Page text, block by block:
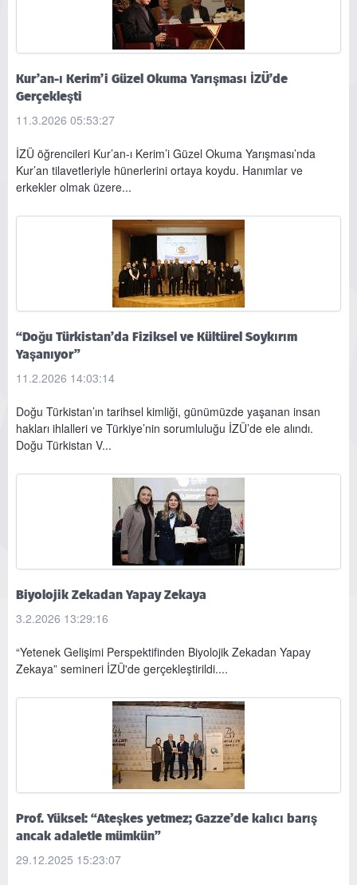
Kur’an-ı Kerim’i Güzel Okuma Yarışması İZÜ’de
Gerçekleşti
11.3.2026 05:53:27
İZÜ öğrencileri Kur’an-ı Kerim’i Güzel Okuma Yarışması’nda
Kur’an tilavetleriyle hünerlerini ortaya koydu. Hanımlar ve
erkekler olmak üzere...
“Doğu Türkistan’da Fiziksel ve Kültürel Soykırım
Yaşanıyor”
11.2.2026 14:03:14
Doğu Türkistan’ın tarihsel kimliği, günümüzde yaşanan insan
hakları ihlalleri ve Türkiye’nin sorumluluğu İZÜ’de ele alındı.
Doğu Türkistan V...
Biyolojik Zekadan Yapay Zekaya
3.2.2026 13:29:16
“Yetenek Gelişimi Perspektifinden Biyolojik Zekadan Yapay
Zekaya” semineri İZÜ'de gerçekleştirildi....
Prof. Yüksel: “Ateşkes yetmez; Gazze’de kalıcı barış
ancak adaletle mümkün”
29.12.2025 15:23:07